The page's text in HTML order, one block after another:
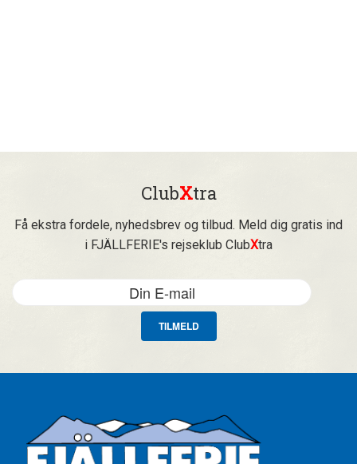
ClubXtra
Få ekstra fordele, nyhedsbrev og tilbud. Meld dig gratis ind
i FJÄLLFERIE's rejseklub ClubXtra
TILMELD